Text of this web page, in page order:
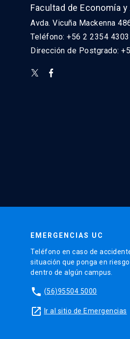
Facultad de Economía
Avda. Vicuña Mackenna
Teléfono: +56 2 2354 4303
Dirección de Postgrado:
EMERGENCIAS UC
Teléfono en caso de
situación que ponga en
dentro de algún campus.
phone (56)95504 5000
launch Ir al sitio de Emergencias